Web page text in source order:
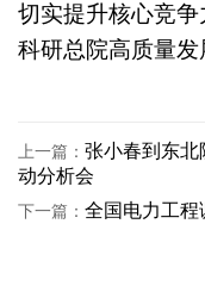
切实提升核心竞
科研总院高质量发
上一篇： 张小春到东北
动分析会
下一篇： 全国电力工程